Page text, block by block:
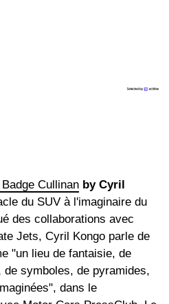
Cullinan by Cyril
du SUV à l'imaginaire du
des collaborations avec
Jets, Cyril Kongo parle de
"un lieu de fantaisie, de
symboles, de pyramides,
dans le